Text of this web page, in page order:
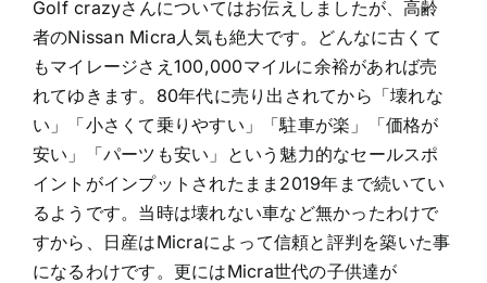
Golf crazyさんについてはお伝えしましたが、高齢
者のNissan Micra人気も絶大です。どんなに古くて
もマイレージさえ100,000マイルに余裕があれば売
れてゆきます。80年代に売り出されてから「壊れな
い」「小さくて乗りやすい」「駐車が楽」「価格が
安い」「パーツも安い」という魅力的なセールスポ
イントがインプットされたまま2019年まで続いてい
るようです。当時は壊れない車など無かったわけで
すから、日産はMicraによって信頼と評判を築いた事
になるわけです。更にはMicra世代の子供達が